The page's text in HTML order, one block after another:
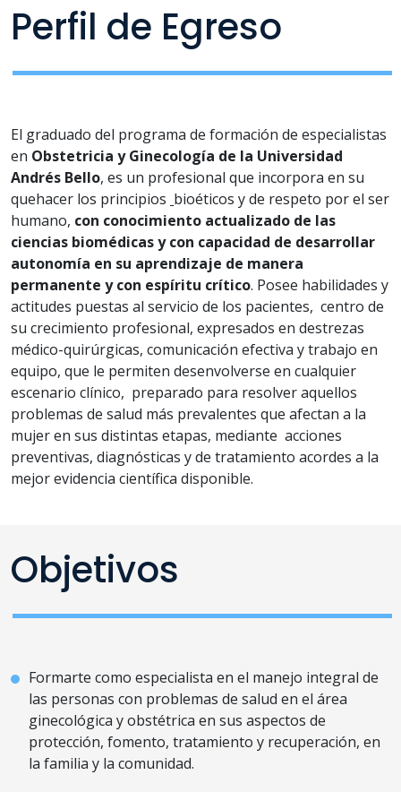
El graduado del programa de formación de especialistas
en Obstetricia y Ginecología de la Universidad
Andrés Bello, es un profesional que incorpora en su
quehacer los principios bioéticos y de respeto por el ser
humano, con conocimiento actualizado de las
ciencias biomédicas y con capacidad de desarrollar
autonomía en su aprendizaje de manera
permanente y con espíritu crítico. Posee habilidades y
actitudes puestas al servicio de los pacientes, centro de
su crecimiento profesional, expresados en destrezas
médico-quirúrgicas, comunicación efectiva y trabajo en
equipo, que le permiten desenvolverse en cualquier
escenario clínico, preparado para resolver aquellos
problemas de salud más prevalentes que afectan a la
mujer en sus distintas etapas, mediante acciones
preventivas, diagnósticas y de tratamiento acordes a la
mejor evidencia científica disponible.
Perfil de Egreso
Formarte como especialista en el manejo integral de
las personas con problemas de salud en el área
ginecológica y obstétrica en sus aspectos de
protección, fomento, tratamiento y recuperación, en
la familia y la comunidad.
Objetivos